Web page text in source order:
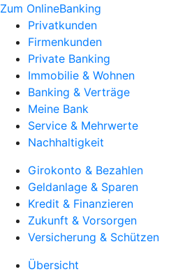
Zum OnlineBanking
Privatkunden
Firmenkunden
Private Banking
Immobilie & Wohnen
Banking & Verträge
Meine Bank
Service & Mehrwerte
Nachhaltigkeit
Girokonto & Bezahlen
Geldanlage & Sparen
Kredit & Finanzieren
Zukunft & Vorsorgen
Versicherung & Schützen
Übersicht